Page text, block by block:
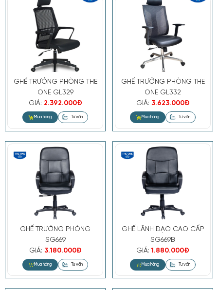
- Khả năng trượt đệm: Ghế có khả
năng trượt đệm ra trước tối đa 5cm
- Piston: Sử dụng Piston Class3
chứng nhận bởi BIFMA, có khả năng
chịu lực lên đến 150kg, chống cháy
- Chân ghế: Khung chân 5 trấu,
chất liệu thép mạ Ni-Cr chịu tải lên
tới 500kg
- Bánh xe: Sử dụng nhựa chống ồn,
chống trơn trượt
- Móc treo áo: Có phụ kiện móc treo
áo đi kèm
- Cơ cấu để chân: không
Hàng nhập khẩu
Dung sai kích thước: ± 15 (mm)
GHẾ TRƯỞNG PHÒNG THE
ONE GL329
GIÁ: 2.392.000Đ
GHẾ TRƯỞNG PHÒNG THE
ONE GL332
GIÁ: 3.623.000Đ
GHẾ TRƯỞNG PHÒNG
SG669
GIÁ: 3.180.000Đ
GHẾ LÃNH ĐẠO CAO CẤP
SG669B
GIÁ:1.880.000Đ